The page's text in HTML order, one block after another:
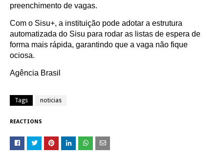
preenchimento de vagas.
Com o Sisu+, a instituição pode adotar a estrutura
automatizada do Sisu para rodar as listas de espera de
forma mais rápida, garantindo que a vaga não fique
ociosa.
Agência Brasil
Tags noticias
REACTIONS